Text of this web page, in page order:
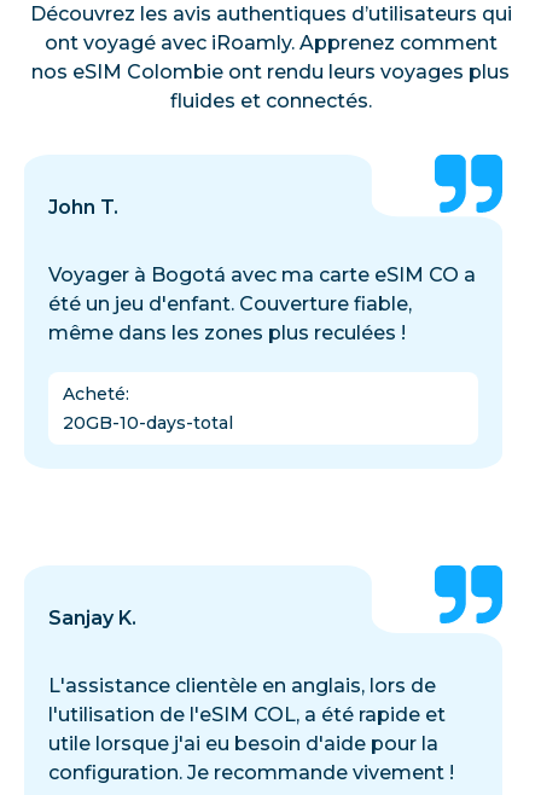
Découvrez les avis authentiques d’utilisateurs qui
ont voyagé avec iRoamly. Apprenez comment
nos eSIM Colombie ont rendu leurs voyages plus
fluides et connectés.
John T.
Voyager à Bogotá avec ma carte eSIM CO a
été un jeu d'enfant. Couverture fiable,
même dans les zones plus reculées !
Acheté:
20GB-10-days-total
Sanjay K.
L'assistance clientèle en anglais, lors de
l'utilisation de l'eSIM COL, a été rapide et
utile lorsque j'ai eu besoin d'aide pour la
configuration. Je recommande vivement !